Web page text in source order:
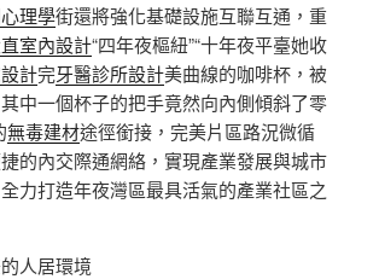
理學街還將強化基礎設施互聯互通，重
室內設計“四年夜樞紐”“十年夜平臺她收
計完牙醫診所設計美曲線的咖啡杯，被
中一個杯子的把手竟然向內側傾斜了零
無毒建材途徑銜接，完美片區路況微循
的內交際通網絡，實現產業發展與城市
力打造年夜灣區最具活氣的產業社區之
人居環境